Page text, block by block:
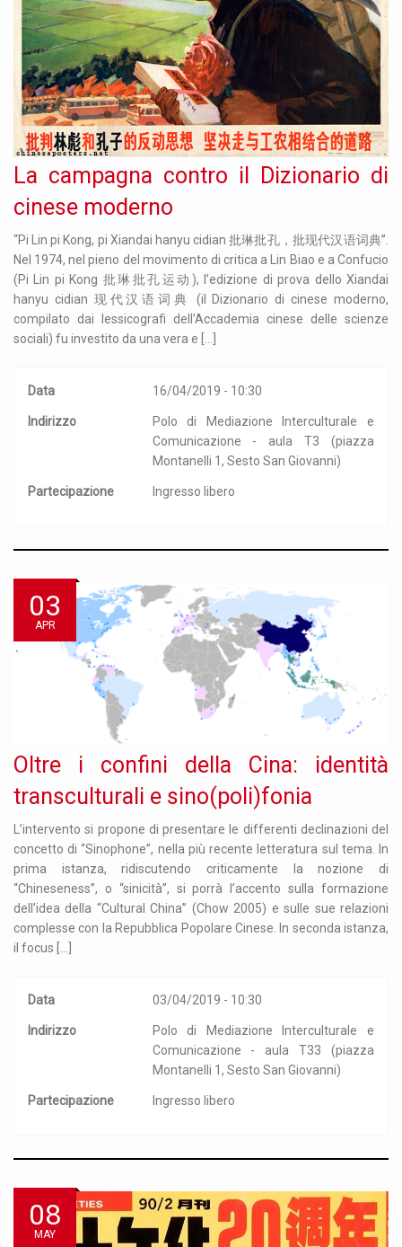
La campagna contro il Dizionario di
cinese moderno
“Pi Lin pi Kong, pi Xiandai hanyu cidian 批琳批孔，批现代汉语词典”.
Nel 1974, nel pieno del movimento di critica a Lin Biao e a Confucio
(Pi Lin pi Kong 批琳批孔运动), l’edizione di prova dello Xiandai
hanyu cidian 现代汉语词典 (il Dizionario di cinese moderno,
compilato dai lessicografi dell’Accademia cinese delle scienze
sociali) fu investito da una vera e […]
Data 16/04/2019 - 10:30
Indirizzo
Polo di Mediazione Interculturale e
Comunicazione - aula T3 (piazza
Montanelli 1, Sesto San Giovanni)
Partecipazione Ingresso libero
03
APR
Oltre i confini della Cina: identità
transculturali e sino(poli)fonia
L’intervento si propone di presentare le differenti declinazioni del
concetto di “Sinophone”, nella più recente letteratura sul tema. In
prima istanza, ridiscutendo criticamente la nozione di
“Chineseness”, o “sinicità”, si porrà l’accento sulla formazione
dell’idea della “Cultural China” (Chow 2005) e sulle sue relazioni
complesse con la Repubblica Popolare Cinese. In seconda istanza,
il focus […]
Data 03/04/2019 - 10:30
Indirizzo
Polo di Mediazione Interculturale e
Comunicazione - aula T33 (piazza
Montanelli 1, Sesto San Giovanni)
Partecipazione Ingresso libero
08
MAY